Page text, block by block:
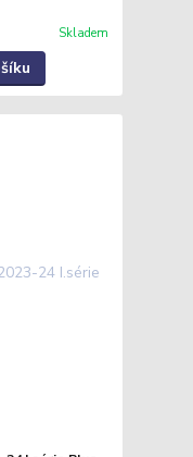
Skladem